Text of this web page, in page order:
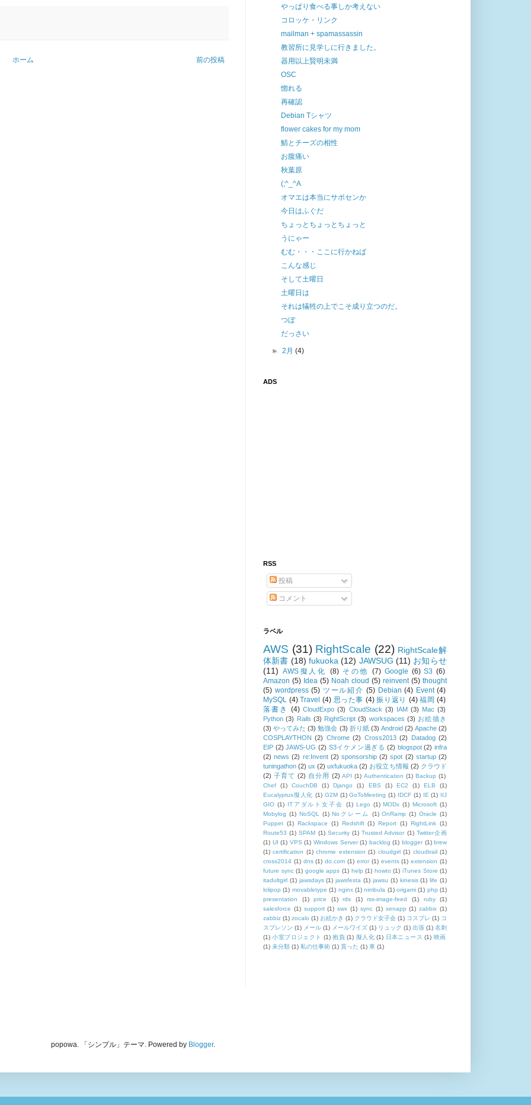
前の投稿
ホーム
やっぱり食べる事しか考えない
コロッケ・リンク
mailman + spamassassin
教習所に見学しに行きました。
器用以上賢明未満
OSC
惚れる
再確認
Debian Tシャツ
flower cakes for my mom
鯖とチーズの相性
お腹痛い
秋葉原
(;^_^A
オマエは本当にサポセンか
今日はふぐだ
ちょっとちょっとちょっと
うにゃー
むむ・・・ここに行かねば
こんな感じ
そして土曜日
土曜日は
それは犠牲の上でこそ成り立つのだ。
つぼ
だっさい
►2月(4)
ADS
RSS
投稿
コメント
ラベル
AWS (31) RightScale (22) RightScale解
体新書 (18) fukuoka (12) JAWSUG (11) お知らせ
(11) AWS擬人化 (8) その他 (7) Google (6) S3 (6)
Amazon (5) Idea (5) Noah cloud (5) reinvent (5) thought
(5) wordpress (5) ツール紹介 (5) Debian (4) Event (4)
MySQL (4) Travel (4) 思った事 (4) 振り返り (4) 福岡 (4)
落書き
(4) CloudExpo (3) CloudStack (3) IAM (3) Mac (3)
Python (3) Rails (3) RightScript (3) workspaces (3) お絵描き
(3) やってみた (3) 勉強会 (3) 折り紙 (3) Android (2) Apache (2)
COSPLAYTHON
(2) Chrome (2) Cross2013 (2) Datadog (2)
EIP (2) JAWS-UG (2) S3イケメン過ぎる (2) blogspot (2) infra
(2) news (2) re:Invent (2) sponsorship (2) spot (2) startup (2)
tuningathon (2) ux (2) uxfukuoka (2) お役立ち情報 (2) クラウド
(2) 子育て (2) 自分用 (2) API (1) Authentication (1) Backup (1)
Chef
(1) CouchDB (1) Django (1) EBS (1) EC2 (1) ELB
(1)
Eucalyptus擬人化 (1) G2M (1) GoToMeeting (1) IDCF (1) IE (1) IIJ
GIO (1) ITアダルト女子会 (1) Lego (1) MODx (1) Microsoft (1)
Mobylog (1) NoSQL (1) Noクレーム (1) OnRamp (1) Oracle (1)
Puppet (1) Rackspace (1) Redshift (1) Report (1) RightLink (1)
Route53 (1) SPAM (1) Security (1) Trusted Advisor (1) Twitter企画
(1) UI (1) VPS (1) Windows Server (1) backlog (1) blogger (1) brew
(1) certification (1) chrome extension (1) cloudgirl (1) cloudtrail (1)
cross2014 (1) dns (1) do.com (1) error (1) events (1) extension (1)
future sync (1) google apps (1) help (1) howto (1) iTunes Store (1)
itadultgirl (1) jawsdays (1) jawsfesta (1) jawsu (1) kinesis (1) life (1)
lolipop (1) movabletype (1) nginx (1) nimbula (1) origami (1) php (1)
presentation
(1) price (1) rds (1) rss-image-feed (1) ruby
(1)
salesforce (1) support (1) swx (1) sync (1) xenapp (1) zabbix (1)
zabbiz (1) zocalo (1) お絵かき (1) クラウド女子会 (1) コスプレ (1) コ
スプレソン (1) メール (1) メールワイズ (1) リュック (1) 出張 (1) 名刺
(1) 小室プロジェクト (1) 抱負 (1) 擬人化 (1) 日本ニュース (1) 映画
(1) 未分類 (1) 私の仕事術 (1) 貰った (1) 車 (1)
popowa. 「シンプル」テーマ. Powered by Blogger.